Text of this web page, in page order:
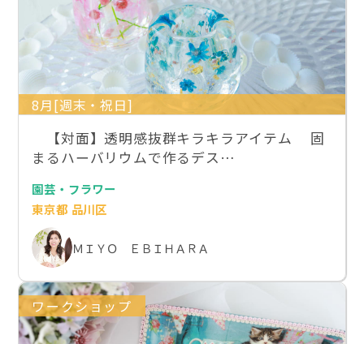
8月[週末・祝日]
【対面】透明感抜群キラキラアイテム 固
まるハーバリウムで作るデス…
園芸・フラワー
東京都 品川区
ＭＩＹＯ ＥＢＩＨＡＲＡ
ワークショップ